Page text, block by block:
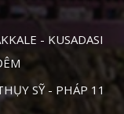
- KUSADASI
SỸ - PHÁP 11